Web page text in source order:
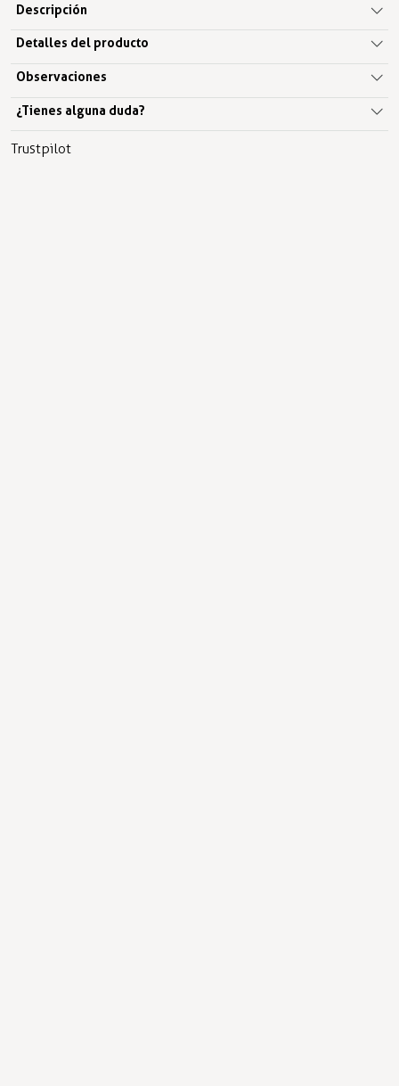
Descripción
Detalles del producto
Observaciones
¿Tienes alguna duda?
Trustpilot